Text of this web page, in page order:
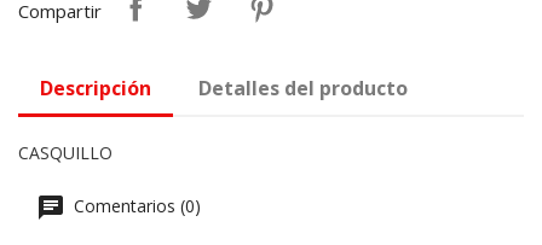
Compartir
Descripción Detalles del producto
CASQUILLO
Comentarios (0)